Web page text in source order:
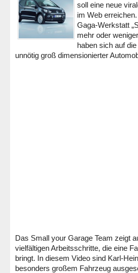
soll eine neue
im Web
Gaga-Werkstatt
mehr oder
haben sich auf
unnötig groß dimensionierter
Das Small your Garage Team zeigt
vielfältigen Arbeitsschritte, die eine
bringt. In diesem Video sind Karl-
besonders großem Fahrzeug